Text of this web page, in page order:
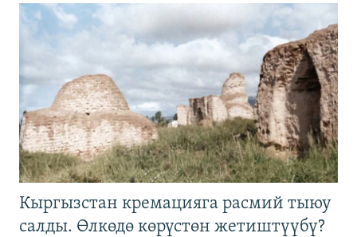
Кыргызстан кремацияга расмий тыюу
салды. Өлкөдө көрүстөн жетиштүүбү?